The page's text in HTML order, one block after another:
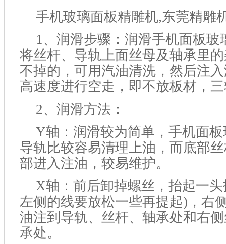
手机玻璃面板精雕机,东莞精雕
1、润滑步骤：润滑手机面板玻
将丝杆、导轨上面丝母及轴承里
不掉的，可用汽油清洗，然后注
高速度进行空走，即不放板材，
2、润滑方法：
Y轴 ：润滑较为简单，手机面
导轨比较容易清理上油，而底部
部进入注油，较易维护。
X轴：前后卸掉螺丝，抬起一
左侧的线要放松一些再提起)，右
油注到导轨、丝杆、轴承处和右
承处。